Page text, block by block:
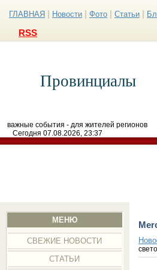
ГЛАВНАЯ Новости Фото Статьи
RSS
Провинциалы
важные события - для жителей регионов
Сегодня 07.08.2026, 23:37
МЕНЮ
СВЕЖИЕ НОВОСТИ
СТАТЬИ